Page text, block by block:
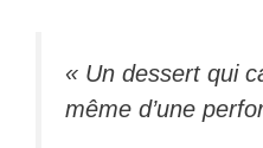
« Un dessert qui
même d’une